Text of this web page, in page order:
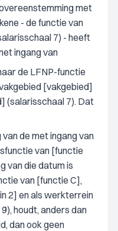
met
- de functie van
7) - heeft
ingang van
de LFNP-functie
[vakgebied]
(salarisschaal 7). Dat
de met ingang van
van [functie
van die datum is
van [functie C],
2] en als werkterrein
houdt, anders dan
dan ook geen